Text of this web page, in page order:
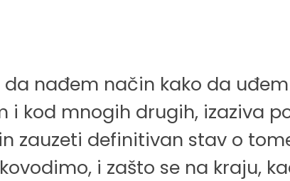
nađem način kako da
i kod mnogih drugih, izaziva
zauzeti definitivan stav o
i zašto se na kraju,